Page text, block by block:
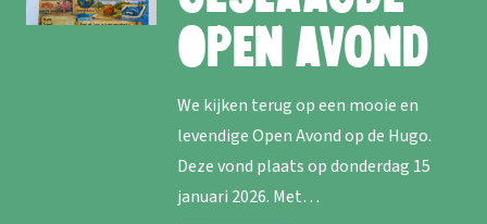
Open Avond
We kijken terug op een mooie en
levendige Open Avond op de Hugo.
Deze vond plaats op donderdag 15
januari 2026. Met…